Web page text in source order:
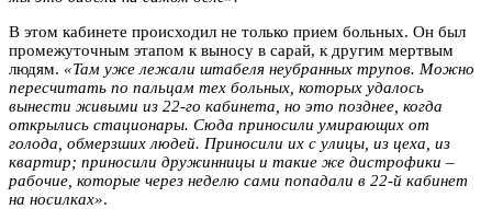
В этом кабинете происходил не только прием больных. Он был
промежуточным этапом к выносу в сарай, к другим мертвым
людям. «Там уже лежали штабеля неубранных трупов. Можно
пересчитать по пальцам тех больных, которых удалось
вынести живыми из 22-го кабинета, но это позднее, когда
открылись стационары. Сюда приносили умирающих от
голода, обмерзших людей. Приносили их с улицы, из цеха, из
квартир; приносили дружинницы и такие же дистрофики –
рабочие, которые через неделю сами попадали в 22-й кабинет
на носилках».